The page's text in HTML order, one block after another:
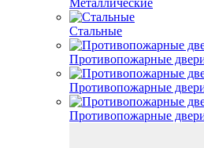
Металлические
Стальные
Противопожарные
Противопожарные
Противопожарные